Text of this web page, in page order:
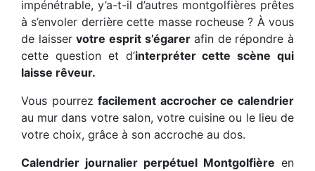
impénétrable, y’a-t-il d’autres montgolfières prêtes
à s’envoler derrière cette masse rocheuse ? À vous
de laisservotre esprit s’égarerafin de répondre à
cette question et d’interpréter cette scène qui
laisse rêveur.
Vous pourrezfacilement accrocher ce calendrier
au mur dans votre salon, votre cuisine ou le lieu de
votre choix, grâce à son accroche au dos.
Calendrier journalier perpétuel Montgolfière en